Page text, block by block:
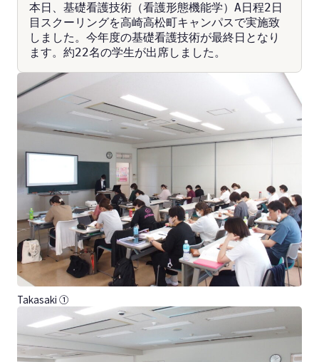
本日、基礎看護技術（看護形態機能学）A日程2日
目スクーリングを高崎高松町キャンパスで実施致
しました。今年度の基礎看護技術が最終日となり
ます。約22名の学生が出席しました。
Takasaki ①